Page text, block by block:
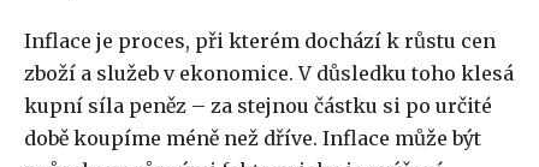
Inflace je proces, při kterém dochází k růstu cen
zboží a služeb v ekonomice. V důsledku toho klesá
kupní síla peněz – za stejnou částku si po určité
době koupíme méně než dříve. Inflace může být